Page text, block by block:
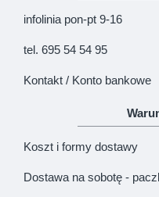
infolinia pon-pt 9-16
tel. 695 54 54 95
Kontakt / Konto bankowe
Koszt i formy dostawy
Dostawa na sobotę -